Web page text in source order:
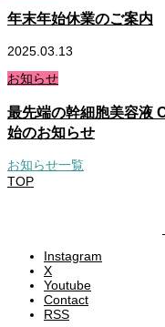
年末年始休業のご案内
2025.03.13
お知らせ
最先端の幹細胞美容液
始のお知らせ
お知らせ一覧
TOP
Instagram
X
Youtube
Contact
RSS